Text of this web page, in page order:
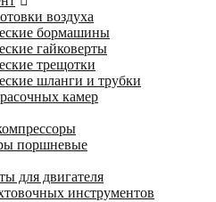
воздуха
бормашины
гайковерты
трещотки
шланги и трубки
камер
поршневые
для двигателя
инструментов